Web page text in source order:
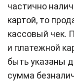
частично
картой, то
кассовый чек.
и платежной
быть указаны
сумма